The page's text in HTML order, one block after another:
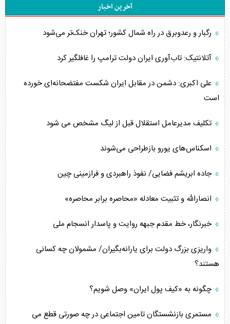
آخرین اخبار
رگبار و رعدوبرق در راه شمال کشور؛ تهران خنک‌تر می‌شود
آتلانتیک: تاب‌آوری ایران دولت ترامپ را غافلگیر کرد
علی اکبری: دشمن در مقابل ایران شکست مفتضحانه‌ای خورده
است
تکلیف مدیرعامل استقلال قبل از لیگ مشخص می شود
اسکناس‌های یورو بازطراحی می‌شوند
جاده ابریشم فضایی/ نفوذ راهبردی و فرازمینی چین
انصارالله و تثبیت معادله «محاصره برابر محاصره»
خبرنگار، خط مقدم جبهه روایت و پاسدار انسجام ملی
واریزی بزرگ دولت برای یارانه‌بگیران/ مشمولان چه کسانی
هستند؟
چگونه به «کیف پول ایران» وصل شویم؟
مستمری بازنشستگان تامین اجتماعی در چه صورتی قطع می